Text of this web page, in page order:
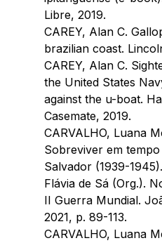
Libre, 2019.
CAREY, Alan C.
brazilian coast.
CAREY, Alan C.
the United States
against the u-boat.
Casemate, 2019.
CARVALHO, Luana
Sobreviver em
Salvador (1939-
Flávia de Sá (Org.).
II Guerra Mundial.
2021, p. 89-113.
CARVALHO, Luana